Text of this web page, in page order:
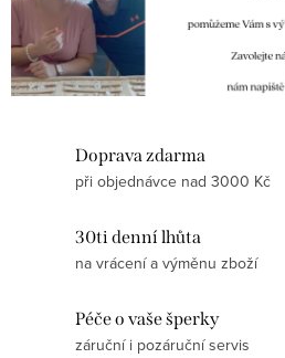
Doprava zdarma
při objednávce nad 3000 Kč
30ti denní lhůta
na vrácení a výměnu zboží
Péče o vaše šperky
záruční i pozáruční servis